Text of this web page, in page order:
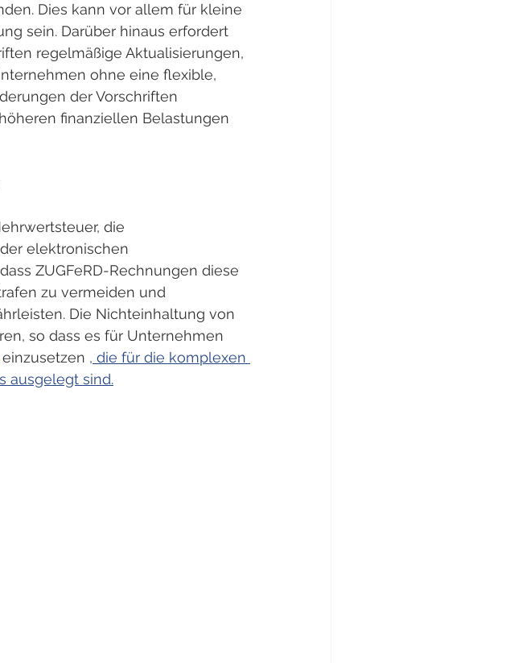
Dies kann vor allem für kleine
sein. Darüber hinaus erfordert
regelmäßige Aktualisierungen,
ohne eine flexible,
der Vorschriften
finanziellen Belastungen
die
elektronischen
ZUGFeRD-Rechnungen diese
zu vermeiden und
Die Nichteinhaltung von
so dass es für Unternehmen
einzusetzen , die für die komplexen
ausgelegt sind.